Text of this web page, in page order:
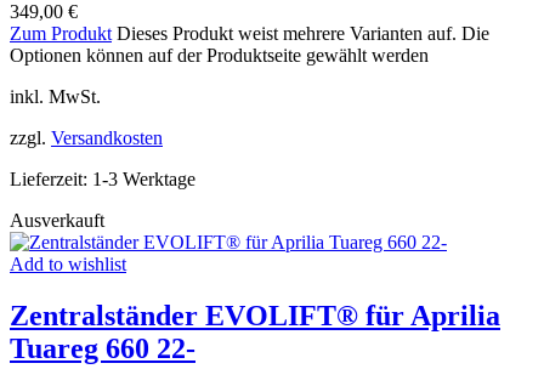
349,00 €
Zum Produkt Dieses Produkt weist mehrere Varianten auf. Die
Optionen können auf der Produktseite gewählt werden
inkl. MwSt.
zzgl. Versandkosten
Lieferzeit: 1-3 Werktage
Ausverkauft
Add to wishlist
Zentralständer EVOLIFT® für Aprilia
Tuareg 660 22-